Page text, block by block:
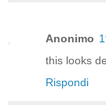
Anonimo
this looks
Rispondi